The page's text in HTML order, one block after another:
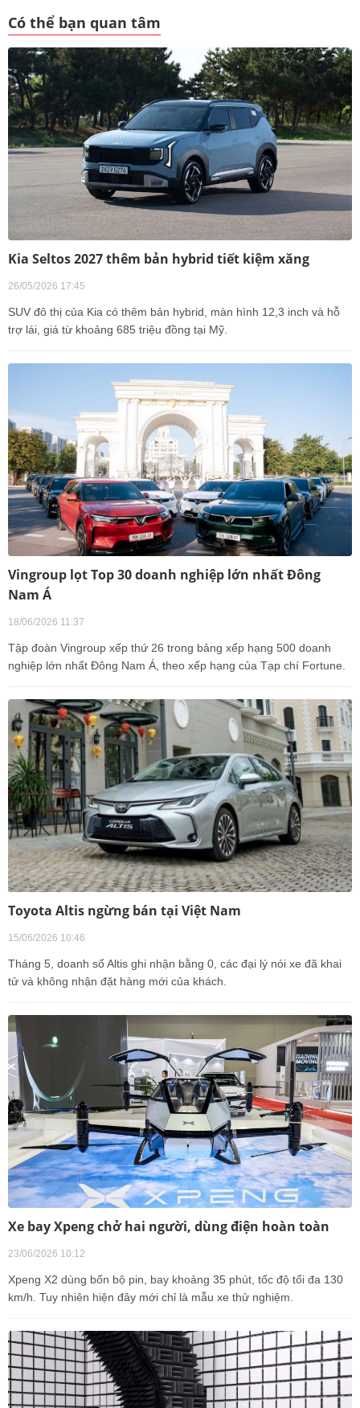
Có thể bạn quan tâm
Kia Seltos 2027 thêm bản hybrid tiết kiệm xăng
26/05/2026 17:45
SUV đô thị của Kia có thêm bản hybrid, màn hình 12,3 inch và hỗ
trợ lái, giá từ khoảng 685 triệu đồng tại Mỹ.
Vingroup lọt Top 30 doanh nghiệp lớn nhất Đông
Nam Á
18/06/2026 11:37
Tập đoàn Vingroup xếp thứ 26 trong bảng xếp hạng 500 doanh
nghiệp lớn nhất Đông Nam Á, theo xếp hạng của Tạp chí Fortune.
Toyota Altis ngừng bán tại Việt Nam
15/06/2026 10:46
Tháng 5, doanh số Altis ghi nhận bằng 0, các đại lý nói xe đã khai
tử và không nhận đặt hàng mới của khách.
Xe bay Xpeng chở hai người, dùng điện hoàn toàn
23/06/2026 10:12
Xpeng X2 dùng bốn bộ pin, bay khoảng 35 phút, tốc độ tối đa 130
km/h. Tuy nhiên hiện đây mới chỉ là mẫu xe thử nghiệm.